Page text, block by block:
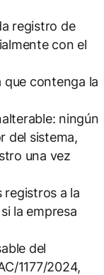
registro de
con el
contenga la
ningún
del sistema,
una vez
registros a la
la empresa
del
1177/2024,